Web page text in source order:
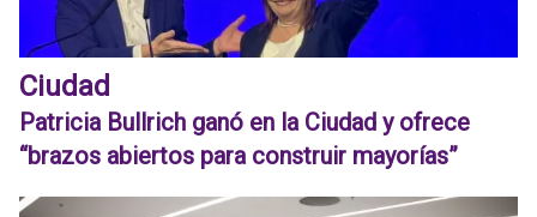
Ciudad
Patricia Bullrich ganó en la Ciudad y ofrece
“brazos abiertos para construir mayorías”